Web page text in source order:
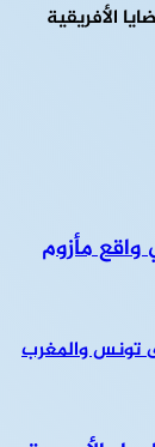
الأفريقية